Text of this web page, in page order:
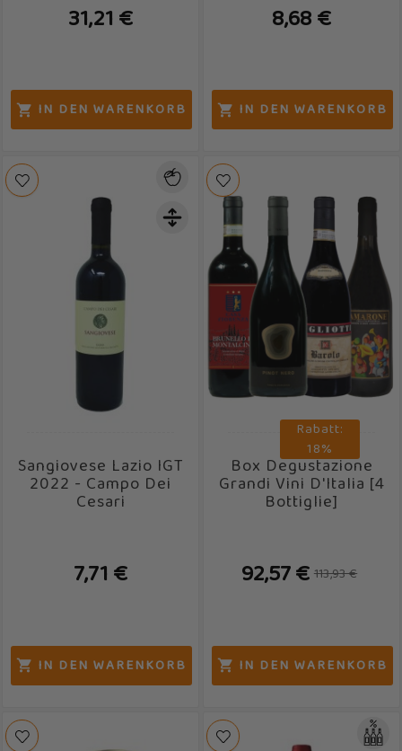
31,21 €
 IN DEN WARENKORB
8,68 €
 IN DEN WARENKORB
Sangiovese Lazio IGT
2022 - Campo Dei
Cesari
7,71 €
 IN DEN WARENKORB
Box Degustazione
Grandi Vini D'Italia [4
Bottiglie]
92,57 € 113,93 €
Rabatt:
18%
 IN DEN WARENKORB